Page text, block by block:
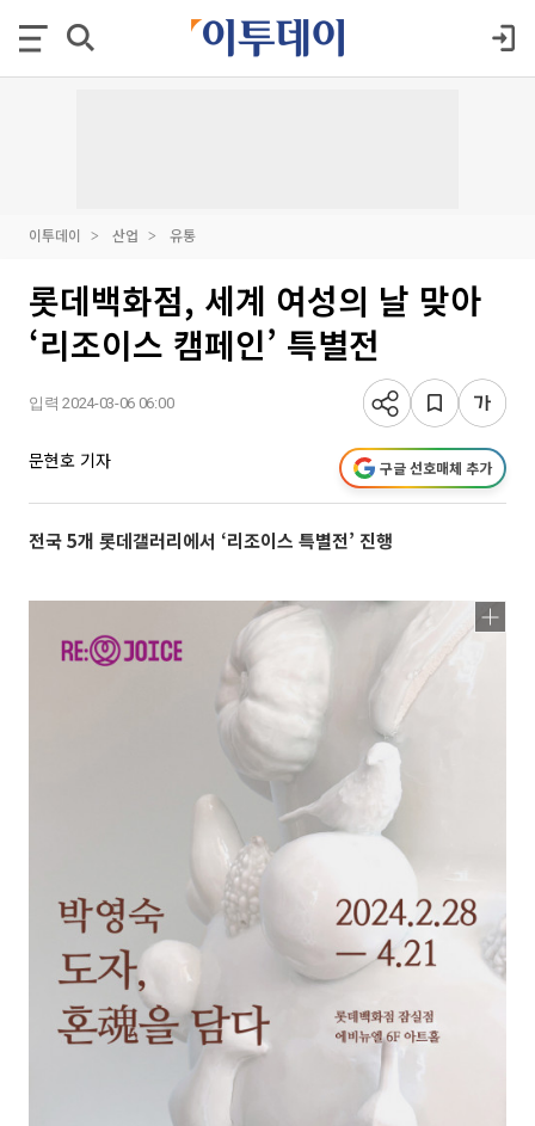
이투데이 산업 유통
롯데백화점, 세계 여성의 날 맞아
‘리조이스 캠페인’ 특별전
입력 2024-03-06 06:00
문현호 기자 구글 선호매체 추가
전국 5개 롯데갤러리에서 ‘리조이스 특별전’ 진행